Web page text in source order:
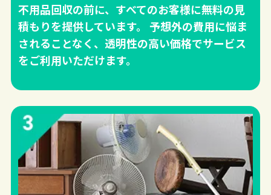
不用品回収の前に、すべてのお客様に無料の見
積もりを提供しています。 予想外の費用に悩ま
されることなく、透明性の高い価格でサービス
をご利用いただけます。